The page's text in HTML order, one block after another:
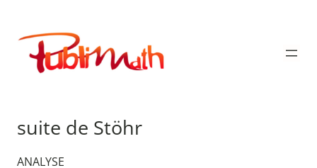
contenu
Publimath
suite de Stöhr
ANALYSE